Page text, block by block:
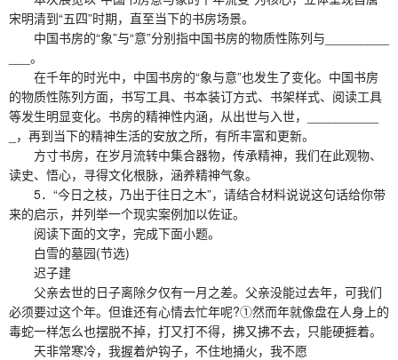
宋明清到“五四”时期，直至当下的书房场景。
中国书房的“象”与“意”分别指中国书房的物质性陈列与_________
___。
在千年的时光中，中国书房的“象与意”也发生了变化。中国书房
的物质性陈列方面，书写工具、书本装订方式、书架样式、阅读工具
等发生明显变化。书房的精神性内涵，从出世与入世，__________
_，再到当下的精神生活的安放之所，有所丰富和更新。
方寸书房，在岁月流转中集合器物，传承精神，我们在此观物、
读史、悟心，寻得文化根脉，涵养精神气象。
5．“今日之枝，乃出于往日之木”，请结合材料说说这句话给你带
来的启示，并列举一个现实案例加以佐证。
阅读下面的文字，完成下面小题。
白雪的墓园(节选)
迟子建
父亲去世的日子离除夕仅有一月之差。父亲没能过去年，可我们
必须要过这个年。但谁还有心情去忙年呢?①然而年就像盘在人身上的
毒蛇一样怎么也摆脱不掉，打又打不得，拂又拂不去，只能硬捱着。
天非常寒冷，我握着炉钩子，不住地捅火，我不愿